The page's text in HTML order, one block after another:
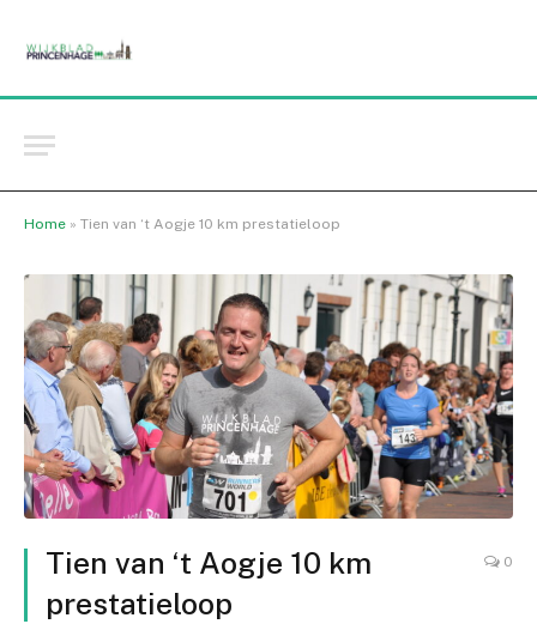
Home » Tien van ‘t Aogje 10 km prestatieloop
Tien van ‘t Aogje 10 km
prestatieloop
0